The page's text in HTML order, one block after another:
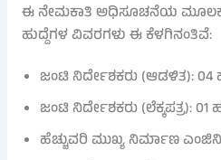
ಈ ನೇಮಕಾತಿ ಅಧಿಸೂಚನೆಯ ಮೂಲಕ
ಹುದ್ದೆಗಳ ವಿವರಗಳು ಈ ಕೆಳಗಿನಂತಿವೆ:
ಜಂಟಿ ನಿರ್ದೇಶಕರು (ಆಡಳಿತ): 04
ಜಂಟಿ ನಿರ್ದೇಶಕರು (ಲೆಕ್ಕಪತ್ರ): 01
ಹೆಚ್ಚುವರಿ ಮುಖ್ಯ ನಿರ್ಮಾಣ